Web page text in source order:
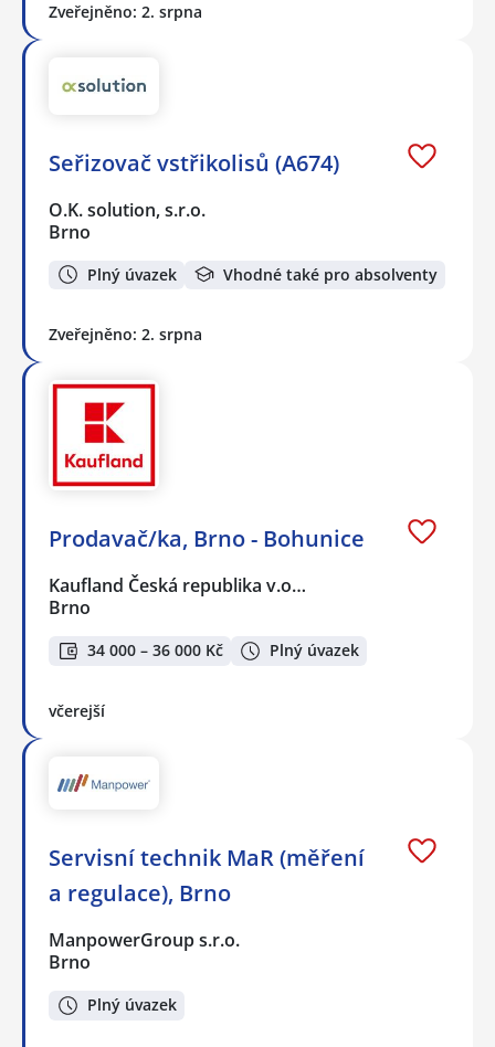
Zveřejněno: 2. srpna
Seřizovač vstřikolisů (A674)
O.K. solution, s.r.o.
Brno
Plný úvazek Vhodné také pro absolventy
Zveřejněno: 2. srpna
Prodavač/ka, Brno - Bohunice
Kaufland Česká republika v.o…
Brno
34 000 – 36 000 Kč Plný úvazek
včerejší
Servisní technik MaR (měření
a regulace), Brno
ManpowerGroup s.r.o.
Brno
Plný úvazek